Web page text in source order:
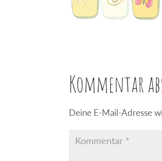
Kommentar
Deine E-Mail-Adresse